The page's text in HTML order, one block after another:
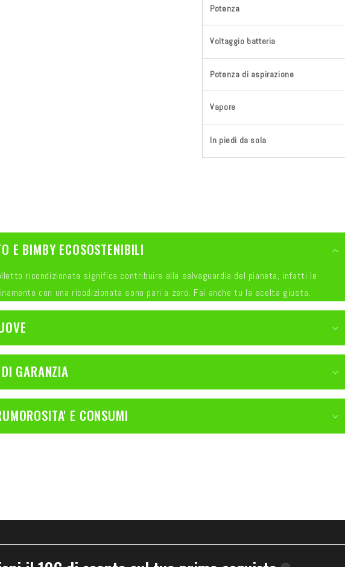
Potenza
Voltaggio batteria
Potenza di aspirazione
Vapore
In piedi da sola
E BIMBY ECOSOSTENIBILI
ricondizionata significa contribuire alla salvaguardia del pianeta, infatti le
con una ricodizionata sono pari a zero. Fai anche tu la scelta giusta.
GARANZIA
E CONSUMI